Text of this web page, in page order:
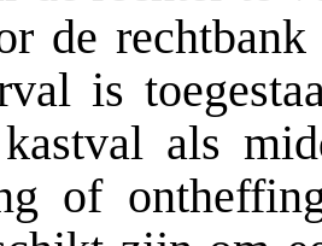
de
is
als
of